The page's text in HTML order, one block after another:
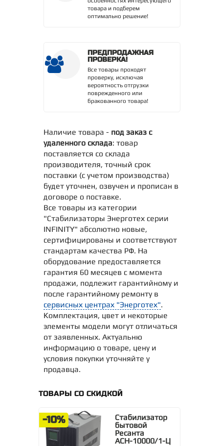
товара и подберем
оптимально решение!
ПРЕДПРОДАЖНАЯ
ПРОВЕРКА!
Все товары проходят
проверку, исключая
вероятность отгрузки
поврежденного или
бракованного товара!
Наличие товара - под заказ с
удаленного склада: товар
поставляется со склада
производителя, точный срок
поставки (с учетом производства)
будет уточнен, озвучен и прописан в
договоре о поставке.
Все товары из категории
"Стабилизаторы Энерготех серии
INFINITY" абсолютно новые,
сертифицированы и соответствуют
стандартам качества РФ. На
оборудование предоставляется
гарантия 60 месяцев с момента
продажи, подлежит гарантийному и
после гарантийному ремонту в
сервисных центрах "Энерготех".
Комплектация, цвет и некоторые
элементы модели могут отличаться
от заявленных. Актуальню
информацию о товаре, цену и
условия покупки уточняйте у
продавца.
ТОВАРЫ СО СКИДКОЙ
-10%
Стабилизатор
бытовой
Ресанта
АСН-10000/1-Ц